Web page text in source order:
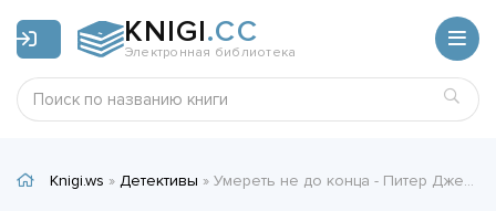
KNIGI.CC
Электронная библиотека
Knigi.ws » Детективы » Умереть не до конца - Питер Джеймс